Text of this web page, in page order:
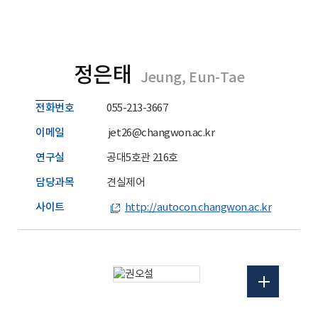
정은태 Jeung, Eun-Tae
전화번호 055-213-3667
이메일 jet26@changwon.ac.kr
연구실 공대5호관 216호
담당과목 견실제어
사이트 http://autocon.changwon.ac.kr